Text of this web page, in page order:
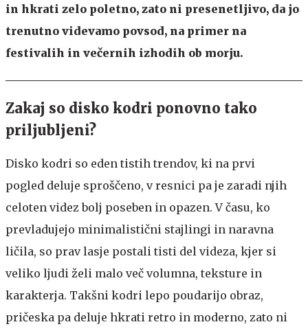
in hkrati zelo poletno, zato ni presenetljivo, da jo
trenutno videvamo povsod, na primer na
festivalih in večernih izhodih ob morju.
Zakaj so disko kodri ponovno tako
priljubljeni?
Disko kodri so eden tistih trendov, ki na prvi
pogled deluje sproščeno, v resnici pa je zaradi njih
celoten videz bolj poseben in opazen. V času, ko
prevladujejo minimalistični stajlingi in naravna
ličila, so prav lasje postali tisti del videza, kjer si
veliko ljudi želi malo več volumna, teksture in
karakterja. Takšni kodri lepo poudarijo obraz,
pričeska pa deluje hkrati retro in moderno, zato ni